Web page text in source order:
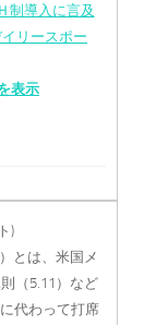
制導入に言及
リースポー
表示
)
とは、米国メ
（5.11）など
代わって打席